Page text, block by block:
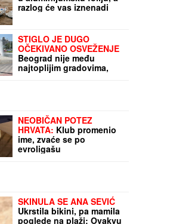
Mnogi umotavaju novac
u aluminijumsku foliju, a
razlog će vas iznenadi
najtoplijim gradovima,
evo gde u 8 sati "prži":
RHMZ upozorio šta nas